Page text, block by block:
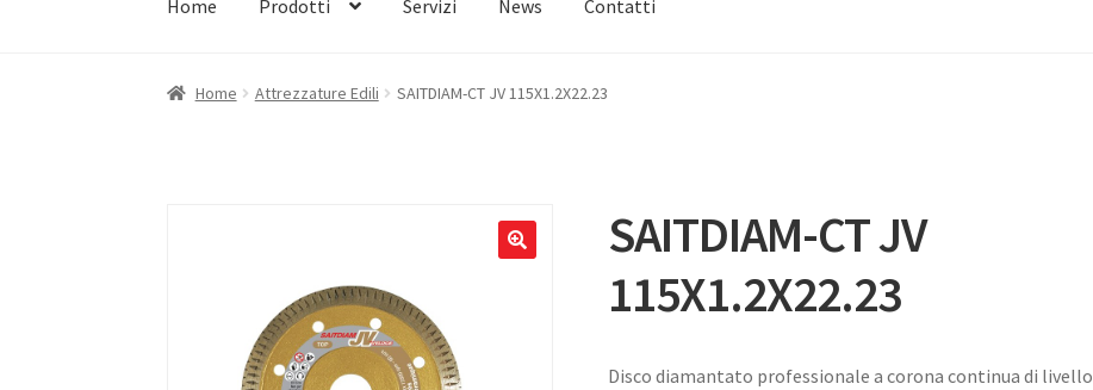
Home Prodotti Servizi News Contatti
Home Attrezzature Edili SAITDIAM-CT JV 115X1.2X22.23
SAITDIAM-CT JV
115X1.2X22.23
Disco diamantato professionale a corona continua di livello